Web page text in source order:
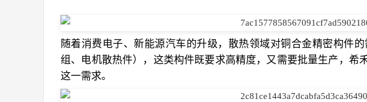
随着消费电子、新能源汽车的升级，散热领域对铜合金精密构件
组、电机散热件），这类构件既要求高精度，又需要批量生产，
这一需求。